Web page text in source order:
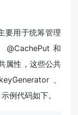
要用于统筹管理
和
属性，这些公共
、
例代码如下。